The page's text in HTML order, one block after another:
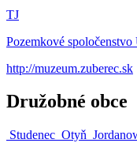
TJ
Pozemkové
http://muzeum.zuberec.sk
Družobné obce
Studenec Otyň